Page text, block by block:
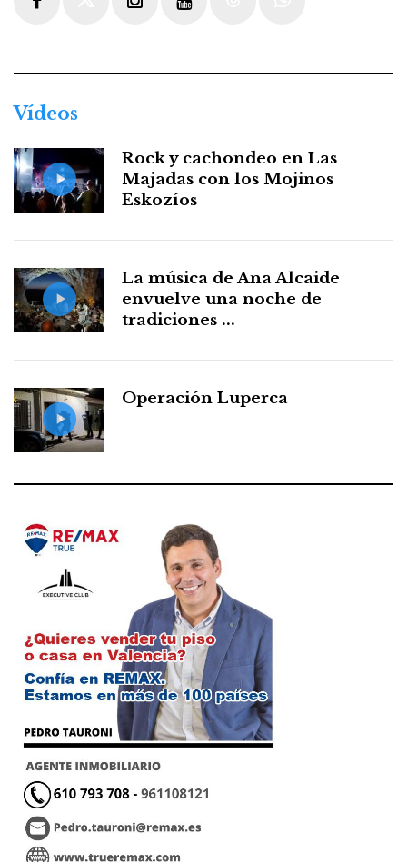
Vídeos
Rock y cachondeo en Las
Majadas con los Mojinos
Eskozíos
La música de Ana Alcaide
envuelve una noche de
tradiciones ...
Operación Luperca